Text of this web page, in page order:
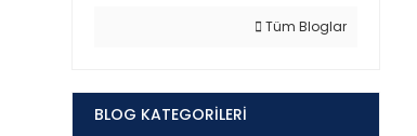
Tüm Bloglar
BLOG KATEGORILERI